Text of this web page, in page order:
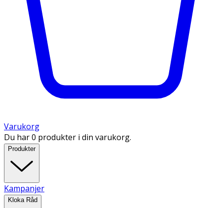
Varukorg
Du har 0 produkter i din varukorg.
Produkter
Kampanjer
Kloka Råd